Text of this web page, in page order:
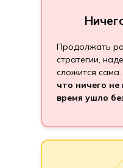
Продолжать
стратегии,
сложится сама.
что ничего не
время ушло